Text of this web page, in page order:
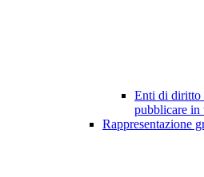
Enti di diritto
pubblicare in
Rappresentazione